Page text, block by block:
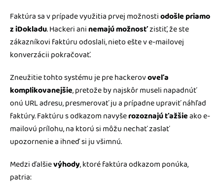
Faktúra sa v prípade využitia prvej možnostiodošle priamo
z iDokladu. Hackeri aninemajú možnosťzistiť, že ste
zákazníkovi faktúru odoslali, nieto ešte v e-mailovej
konverzácii pokračovať.
Zneužitie tohto systému je pre hackerovoveľa
komplikovanejšie, pretože by najskôr museli napadnúť
onú URL adresu, presmerovať ju a prípadne upraviť náhľad
faktúry. Faktúru s odkazom navyšerozoznajú ťažšieako e-
mailovú prílohu, na ktorú si môžu nechať zaslať
upozornenie a ihneď si ju všimnú.
Medzi ďalšievýhody, ktoré faktúra odkazom ponúka,
patria: